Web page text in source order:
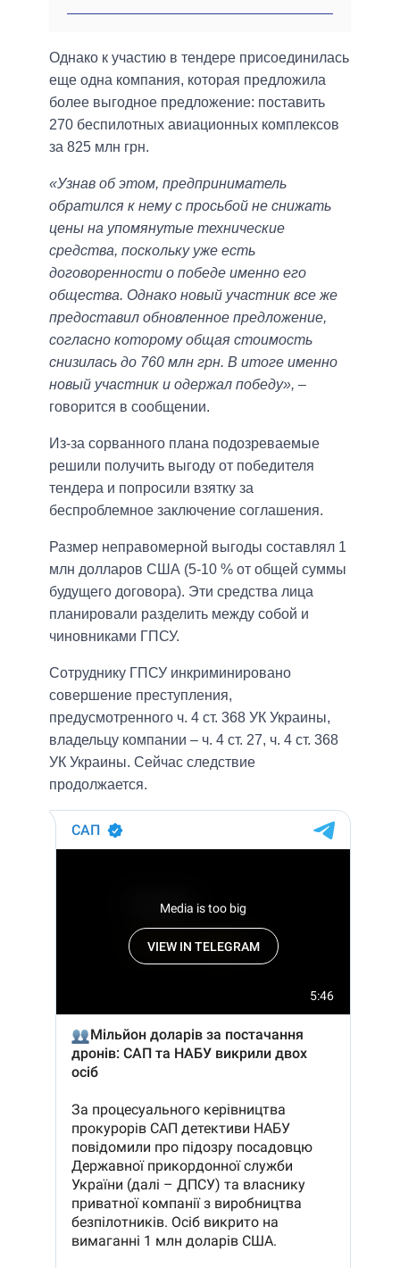
Однако к участию в тендере присоединилась
еще одна компания, которая предложила
более выгодное предложение: поставить
270 беспилотных авиационных комплексов
за 825 млн грн.
«Узнав об этом, предприниматель
обратился к нему с просьбой не снижать
цены на упомянутые технические
средства, поскольку уже есть
договоренности о победе именно его
общества. Однако новый участник все же
предоставил обновленное предложение,
согласно которому общая стоимость
снизилась до 760 млн грн. В итоге именно
новый участник и одержал победу», –
говорится в сообщении.
Из-за сорванного плана подозреваемые
решили получить выгоду от победителя
тендера и попросили взятку за
беспроблемное заключение соглашения.
Размер неправомерной выгоды составлял 1
млн долларов США (5-10 % от общей суммы
будущего договора). Эти средства лица
планировали разделить между собой и
чиновниками ГПСУ.
Сотруднику ГПСУ инкриминировано
совершение преступления,
предусмотренного ч. 4 ст. 368 УК Украины,
владельцу компании – ч. 4 ст. 27, ч. 4 ст. 368
УК Украины. Сейчас следствие
продолжается.